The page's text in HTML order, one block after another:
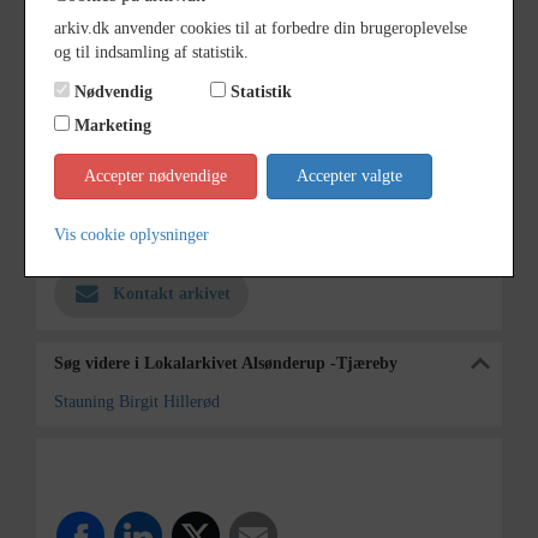
Dateringsnote 21/11 1973
Se på kort
Type Kommune (1970-2050)
Enhed Hillerød Kommune (2007-2050)
Arkiv
Kontakt arkivet
Søg videre i Lokalarkivet Alsønderup -Tjæreby
Stauning Birgit Hillerød
arkiv.dk anvender cookies til at forbedre din brugeroplevelse
og til indsamling af statistik.
Nødvendig
Statistik
Marketing
Accepter nødvendige Accepter valgte
Vis cookie oplysninger